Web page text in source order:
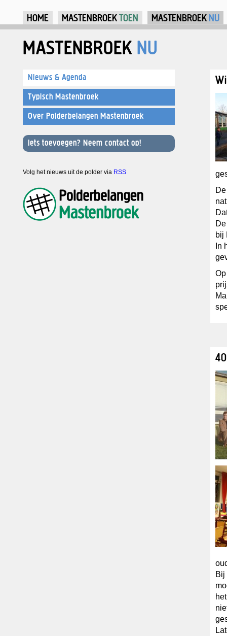
HOME MASTENBROEKTOEN MASTENBROEK NU
MASTENBROEK NU
bij
In
Bij
Nieuws & Agenda
Typisch Mastenbroek
Over Polderbelangen Mastenbroek
Iets toevoegen? Neem contact op!
Volg het nieuws uit de polder via RSS